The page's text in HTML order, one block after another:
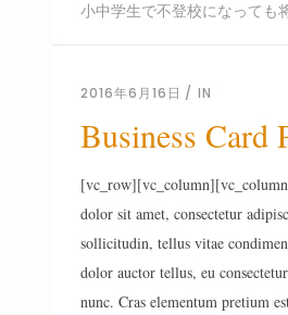
小中学生で不登校になっても
2016年6月16日 IN
Business Card
dolor sit amet, consectetur
sollicitudin, tellus vitae
dolor auctor tellus, eu
nunc. Cras elementum pretium